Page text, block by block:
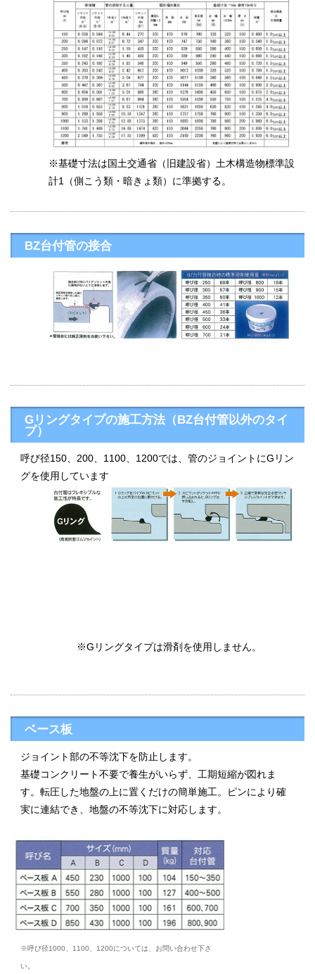
※基礎寸法は国土交通省（旧建設省）土木構造物標準設
計1（側こう類・暗きょ類）に準拠する。
BZ台付管の接合
Gリングタイプの施工方法（BZ台付管以外のタイ
プ）
呼び径150、200、1100、1200では、管のジョイントにGリン
グを使用しています
※Gリングタイプは滑剤を使用しません。
ベース板
ジョイント部の不等沈下を防止します。
基礎コンクリート不要で養生がいらず、工期短縮が図れま
す。転圧した地盤の上に置くだけの簡単施工。ピンにより確
実に連結でき、地盤の不等沈下に対応します。
※呼び径1000、1100、1200については、 お問い合わせ下さ
い。